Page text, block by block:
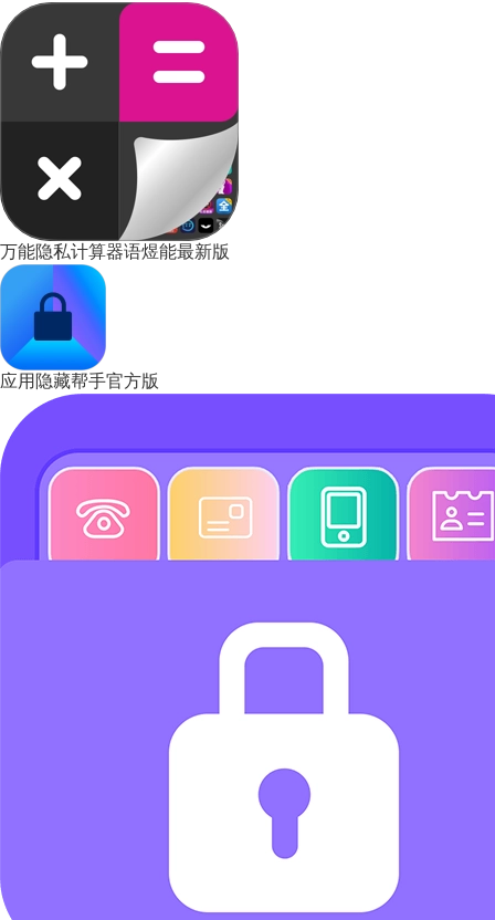
万能隐私计算器语煜能最新版
应用隐藏帮手官方版